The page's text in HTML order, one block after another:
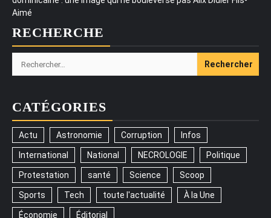
Aimé
RECHERCHE
Rechercher :
CATÉGORIES
Actu Astronomie Corruption Infos
International National NECROLOGIE Politique
Protestation santé Science Scoop
Sports Tech toute l'actualité À la Une
Économie Éditorial